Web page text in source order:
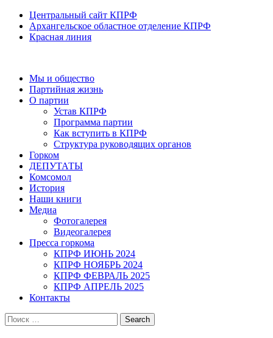
Центральный сайт КПРФ
Архангельское областное отделение КПРФ
Красная линия
Мы и общество
Партийная жизнь
О партии
Устав КПРФ
Программа партии
Как вступить в КПРФ
Структура руководящих органов
Горком
ДЕПУТАТЫ
Комсомол
История
Наши книги
Медиа
Фотогалерея
Видеогалерея
Пресса горкома
КПРФ ИЮНЬ 2024
КПРФ НОЯБРЬ 2024
КПРФ ФЕВРАЛЬ 2025
КПРФ АПРЕЛЬ 2025
Контакты
Search
for: